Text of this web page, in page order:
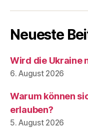
Neueste
Wird die Ukraine
6. August 2026
Warum können
erlauben?
5. August 2026